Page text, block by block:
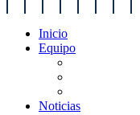
Inicio
Equipo
Noticias